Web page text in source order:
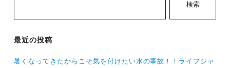
検索
最近の投稿
暑くなってきたからこそ気を付けたい水の事故！！ライフジャ